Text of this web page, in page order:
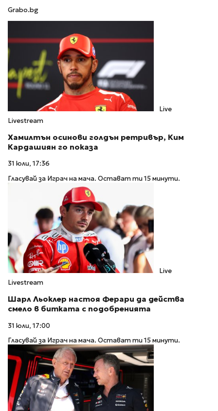
Grabo.bg
Live
Livestream
Хамилтън осинови голдън ретривър, Ким
Кардашиян го показа
31 юли, 17:36
Гласувай за Играч на мача. Остават ти 15 минути.
Live
Livestream
Шарл Льоклер настоя Ферари да действа
смело в битката с подобренията
31 юли, 17:00
Гласувай за Играч на мача. Остават ти 15 минути.